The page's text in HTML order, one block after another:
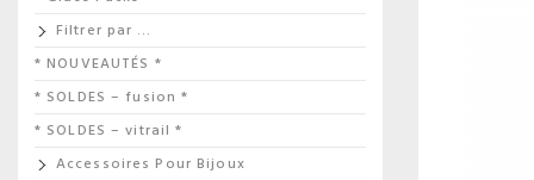
Filtrer par …
* NOUVEAUTÉS *
* SOLDES – fusion *
* SOLDES – vitrail *
Accessoires Pour Bijoux